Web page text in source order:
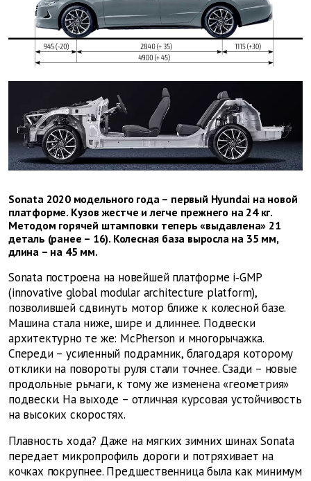
Sonata 2020 модельного года – первый Hyundai на новой
платформе. Кузов жестче и легче прежнего на 24 кг.
Методом горячей штамповки теперь «выдавлена» 21
деталь (ранее – 16). Колесная база выросла на 35 мм,
длина – на 45 мм.
Sonata построена на новейшей платформе i‑GMP
(innovative global modular architecture platform),
позволившей сдвинуть мотор ближе к колесной базе.
Машина стала ниже, шире и длиннее. Подвески
архитектурно те же: McPherson и многорычажка.
Спереди – усиленный подрамник, благодаря которому
отклики на повороты руля стали точнее. Сзади – новые
продольные рычаги, к тому же изменена «геометрия»
подвески. На выходе – отличная курсовая устойчивость
на высоких скоростях.
Плавность хода? Даже на мягких зимних шинах Sonata
передает микропрофиль дороги и потряхивает на
кочках покрупнее. Предшественница была как минимум